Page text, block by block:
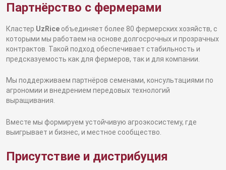
Партнёрство с фермерами
Кластер UzRice объединяет более 80 фермерских хозяйств, с
которыми мы работаем на основе долгосрочных и прозрачных
контрактов. Такой подход обеспечивает стабильность и
предсказуемость как для фермеров, так и для компании.
Мы поддерживаем партнёров семенами, консультациями по
агрономии и внедрением передовых технологий
выращивания.
Вместе мы формируем устойчивую агроэкосистему, где
выигрывает и бизнес, и местное сообщество.
Присутствие и дистрибуция